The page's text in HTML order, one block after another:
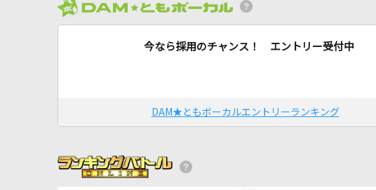
今なら採用のチャンス！ エントリー受付中
DAM★ともボーカルエントリーランキング